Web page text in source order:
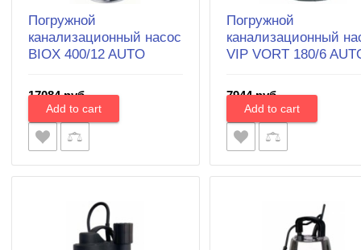
Погружной
канализационный насос
BIOX 400/12 AUTO
17084 руб.
Погружной
канализационный
VIP VORT 180/6
7944 руб.